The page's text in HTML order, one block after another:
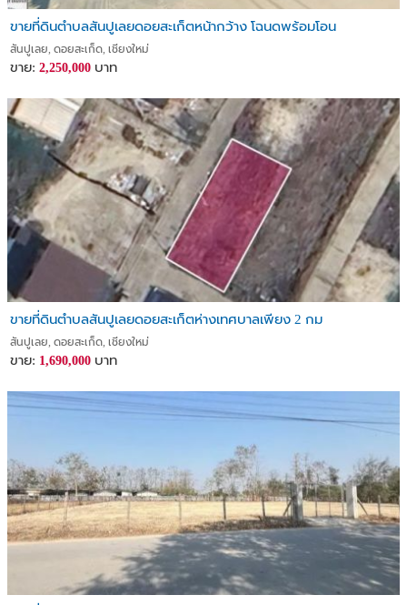
ขายที่ดินตำบลสันปูเลยดอยสะเก็ตหน้ากว้าง โฉนดพร้อมโอน
สันปูเลย, ดอยสะเก็ด, เชียงใหม่
ขาย: 2,250,000 บาท
ขายที่ดินตำบลสันปูเลยดอยสะเก็ตห่างเทศบาลเพียง 2 กม
สันปูเลย, ดอยสะเก็ด, เชียงใหม่
ขาย: 1,690,000 บาท